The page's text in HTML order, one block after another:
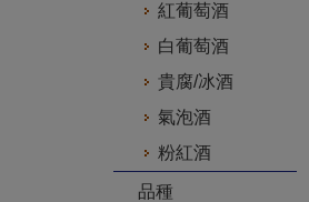
紅葡萄酒
白葡萄酒
貴腐/冰酒
氣泡酒
粉紅酒
品種